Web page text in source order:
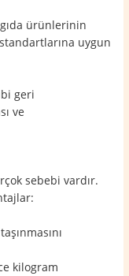
ürünlerinin
uygun
geri
ve
sebebi vardır.
kilogram